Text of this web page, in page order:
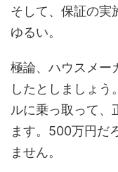
そして、保証の実
ゆるい。
極論、ハウスメー
したとしましょ
ルに乗っ取って、
ます。500万円だ
ません。